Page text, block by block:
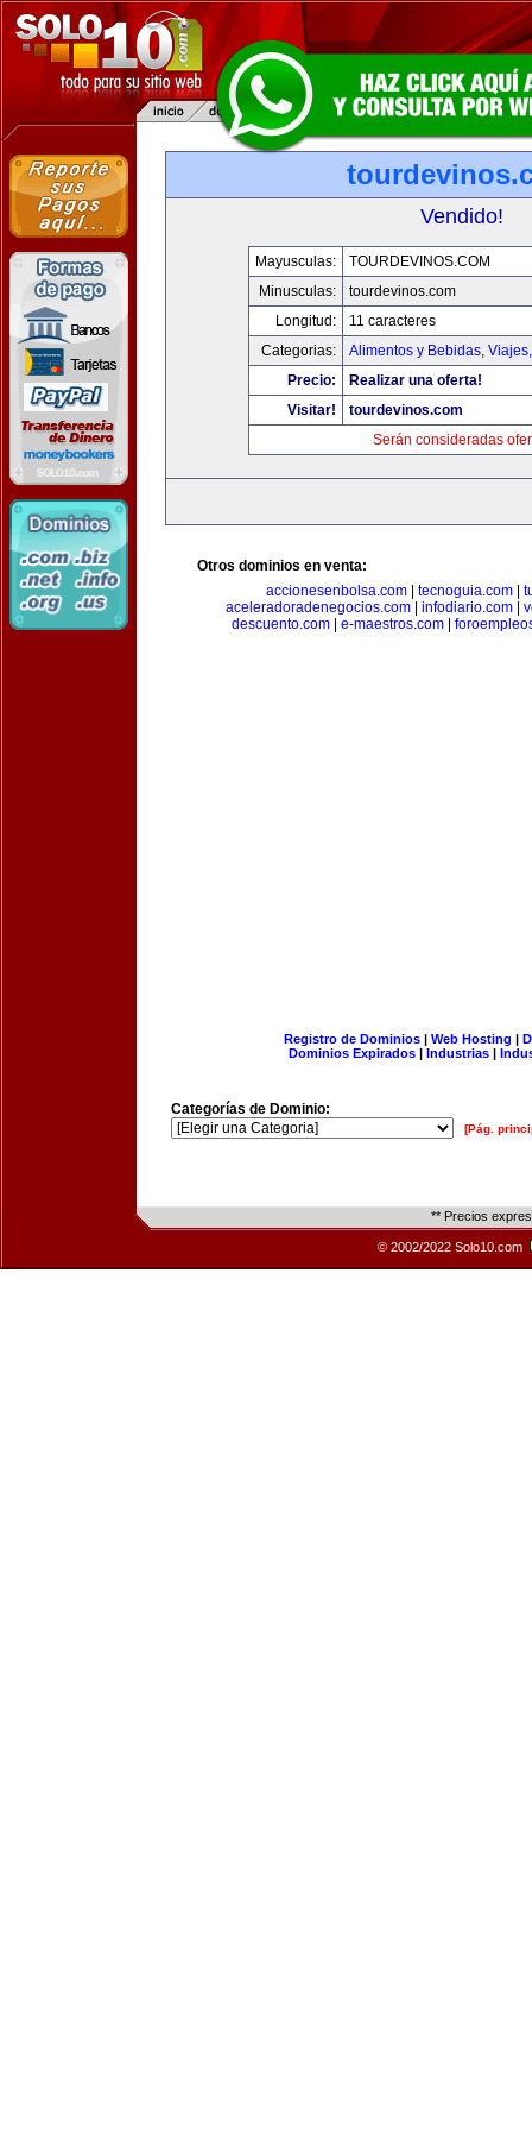
Vendido!
Mayusculas:
TOURDEVINOS.COM
Minusculas:
tourdevinos.com
Longitud:
11 caracteres
Categorias:
Alimentos y Bebidas,
Precio:
Realizar una oferta!
Visitar!
tourdevinos.com
Serán consideradas
Otros dominios en venta:
accionesenbolsa.com
tecnoguia.com
aceleradoradenegocios.com| infodiario.com|
descuento.com
e-maestros.com
Registro de Dominios| Web Hosting |
Dominios Expirados | Industrias |
Categorías de Dominio:
[Pág.
** Precios
© 2002/2022 Solo10.com